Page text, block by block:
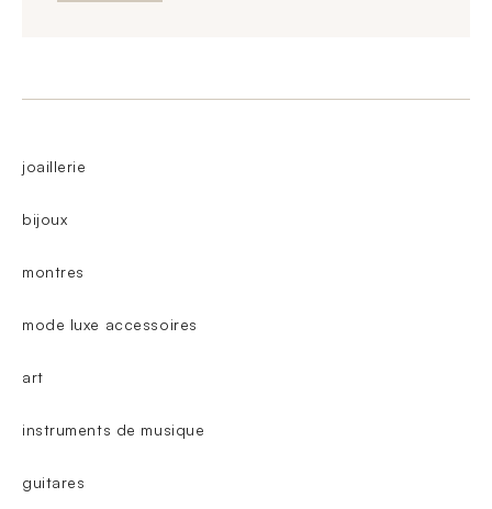
joaillerie
bijoux
montres
mode luxe accessoires
art
instruments de musique
guitares